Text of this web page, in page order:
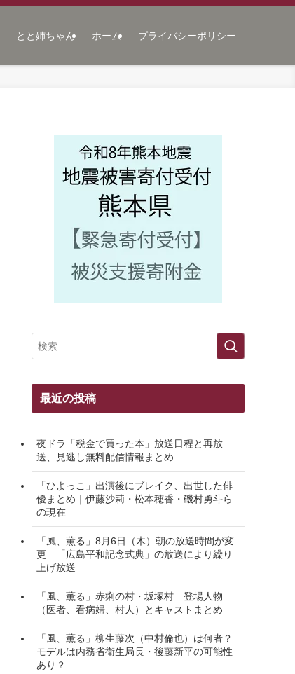
とと姉ちゃん ホーム プライバシーポリシー
最近の投稿
夜ドラ「税金で買った本」放送日程と再放
送、見逃し無料配信情報まとめ
「ひよっこ」出演後にブレイク、出世した俳
優まとめ｜伊藤沙莉・松本穂香・磯村勇斗ら
の現在
「風、薫る」8月6日（木）朝の放送時間が変
更 「広島平和記念式典」の放送により繰り
上げ放送
「風、薫る」赤痢の村・坂塚村 登場人物
（医者、看病婦、村人）とキャストまとめ
「風、薫る」柳生藤次（中村倫也）は何者？
モデルは内務省衛生局長・後藤新平の可能性
あり？